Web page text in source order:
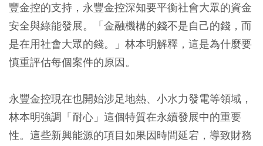
豐金控的支持，永豐金控深知要平衡社會大眾的資金
安全與綠能發展。「金融機構的錢不是自己的錢，而
是在用社會大眾的錢。」林本明解釋，這是為什麼要
慎重評估每個案件的原因。
永豐金控現在也開始涉足地熱、小水力發電等領域，
林本明強調「耐心」這個特質在永續發展中的重要
性。這些新興能源的項目如果因時間延宕，導致財務